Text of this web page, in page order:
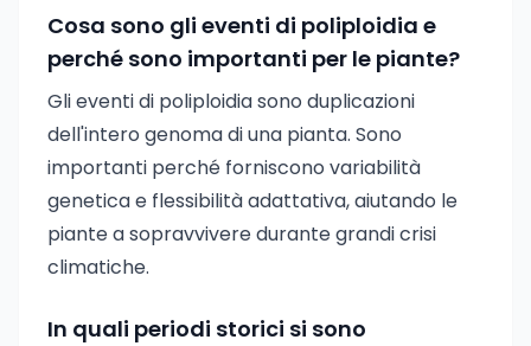
Cosa sono gli eventi di poliploidia e
perché sono importanti per le piante?
Gli eventi di poliploidia sono duplicazioni
dell'intero genoma di una pianta. Sono
importanti perché forniscono variabilità
genetica e flessibilità adattativa, aiutando le
piante a sopravvivere durante grandi crisi
climatiche.
In quali periodi storici si sono